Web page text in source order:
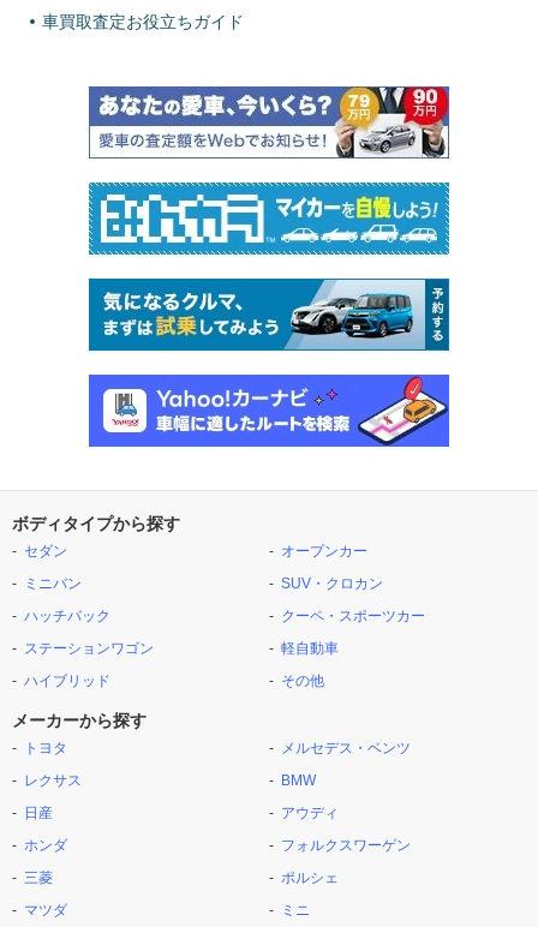
車買取査定お役立ちガイド
ボディタイプから探す
セダン
ミニバン
ハッチバック
ステーションワゴン
ハイブリッド
オープンカー
SUV・クロカン
クーペ・スポーツカー
軽自動車
その他
メーカーから探す
トヨタ
レクサス
日産
ホンダ
三菱
マツダ
メルセデス・ベンツ
BMW
アウディ
フォルクスワーゲン
ポルシェ
ミニ